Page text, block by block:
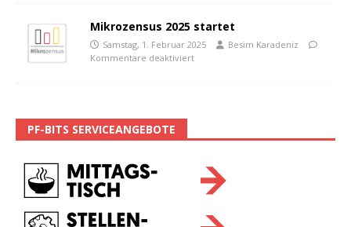
Mikrozensus 2025 startet
Samstag, 1. Februar 2025
Besim Karadeniz
Kommentare deaktiviert
PF-BITS SERVICEANGEBOTE